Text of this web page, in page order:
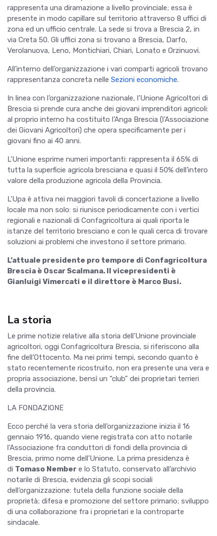
rappresenta una diramazione a livello provinciale; essa è
presente in modo capillare sul territorio attraverso 8 uffici di
zona ed un ufficio centrale. La sede si trova a Brescia 2, in
via Creta 50. Gli uffici zona si trovano a Brescia, Darfo,
Verolanuova, Leno, Montichiari, Chiari, Lonato e Orzinuovi.
All’interno dell’organizzazione i vari comparti agricoli trovano
rappresentanza concreta nelle Sezioni economiche.
In linea con l’organizzazione nazionale, l’Unione Agricoltori di
Brescia si prende cura anche dei giovani imprenditori agricoli:
al proprio interno ha costituito l’Anga Brescia (l’Associazione
dei Giovani Agricoltori) che opera specificamente per i
giovani fino ai 40 anni.
L’Unione esprime numeri importanti: rappresenta il 65% di
tutta la superficie agricola bresciana e quasi il 50% dell’intero
valore della produzione agricola della Provincia.
L’Upa è attiva nei maggiori tavoli di concertazione a livello
locale ma non solo: si riunisce periodicamente con i vertici
regionali e nazionali di Confagricoltura ai quali riporta le
istanze del territorio bresciano e con le quali cerca di trovare
soluzioni ai problemi che investono il settore primario.
L’attuale presidente pro tempore di Confagricoltura
Brescia è Oscar Scalmana. Il vicepresidenti è
Gianluigi Vimercati e il direttore è Marco Busi.
La storia
Le prime notizie relative alla storia dell’Unione provinciale
agricoltori, oggi Confagricoltura Brescia, si riferiscono alla
fine dell’Ottocento. Ma nei primi tempi, secondo quanto è
stato recentemente ricostruito, non era presente una vera e
propria associazione, bensì un “club” dei proprietari terrieri
della provincia.
LA FONDAZIONE
Ecco perché la vera storia dell’organizzazione inizia il 16
gennaio 1916, quando viene registrata con atto notarile
l’Associazione fra conduttori di fondi della provincia di
Brescia, primo nome dell’Unione. La prima presidenza è
di Tomaso Nember e lo Statuto, conservato all’archivio
notarile di Brescia, evidenzia gli scopi sociali
dell’organizzazione: tutela della funzione sociale della
proprietà; difesa e promozione del settore primario; sviluppo
di una collaborazione fra i proprietari e la controparte
sindacale.